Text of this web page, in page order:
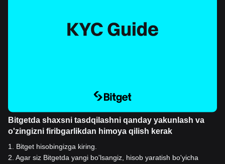
Bitgetda shaxsni tasdqilashni qanday yakunlash va
o'zingizni firibgarlikdan himoya qilish kerak
1
Bitget hisobingizga kiring.
2 Agar siz Bitgetda yangi bo'lsangiz, hisob yaratish bo'yicha